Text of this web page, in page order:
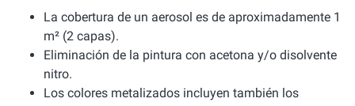
La cobertura de un aerosol es de aproximadamente 1
m² (2 capas).
Eliminación de la pintura con acetona y/o disolvente
nitro.
Los colores metalizados incluyen también los